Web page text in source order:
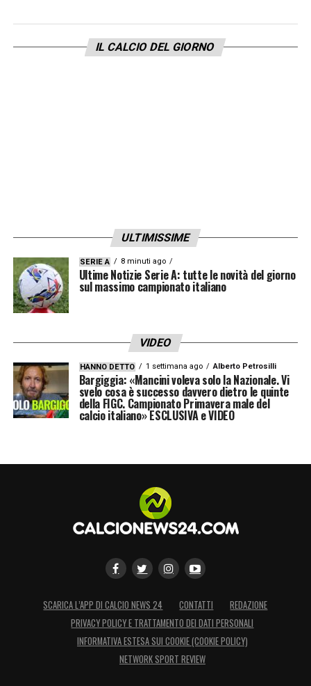
confronto sfociato in unalitecon i toni che
IL CALCIO DEL GIORNO
ULTIMISSIME
SERIE A 8 minuti ago
Ultime Notizie Serie A: tutte le novità del giorno
sul massimo campionato italiano
VIDEO
HANNO DETTO 1 settimana ago Alberto Petrosilli
Bargiggia: «Mancini voleva solo la Nazionale. Vi
svelo cosa è successo davvero dietro le quinte
della FIGC. Campionato Primavera male del
calcio italiano» ESCLUSIVA e VIDEO
SCARICA L’APP DI CALCIO NEWS 24 CONTATTI
REDAZIONE
PRIVACY POLICY E TRATTAMENTO DEI DATI PERSONALI
INFORMATIVA ESTESA SUI COOKIE (COOKIE POLICY)
NETWORK SPORT REVIEW